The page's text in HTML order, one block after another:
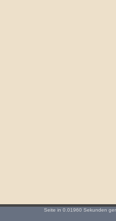
Seite in 0.01960 Sekunden